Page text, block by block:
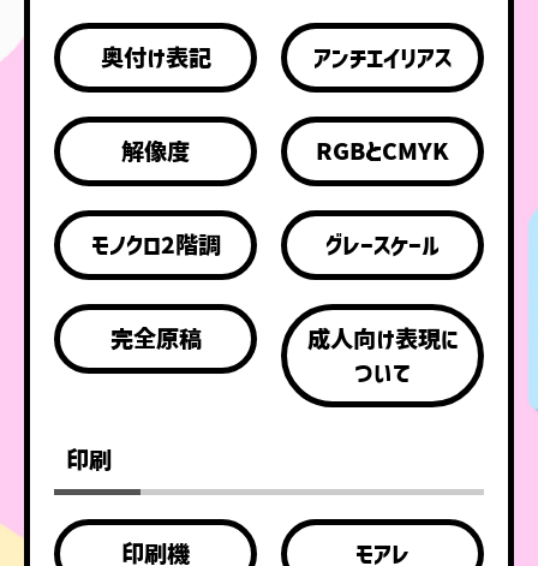
奥付け表記 アンチエイリアス
解像度 RGBとCMYK
モノクロ2階調 グレースケール
完全原稿
成人向け表現に
ついて
印刷
印刷機 モアレ